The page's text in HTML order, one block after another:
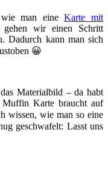
wie man eineKarte mit
gehen wir einen Schritt
Dadurch kann man sich
😀
Materialbild – da habt
Karte braucht auf
wissen, wie man so eine
geschwafelt: Lasst uns